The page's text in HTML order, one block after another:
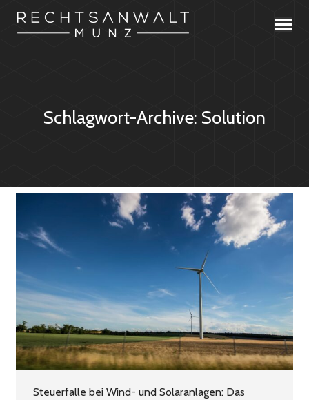
Schlagwort-Archive: Solution
Steuerfalle bei Wind- und Solaranlagen: Das